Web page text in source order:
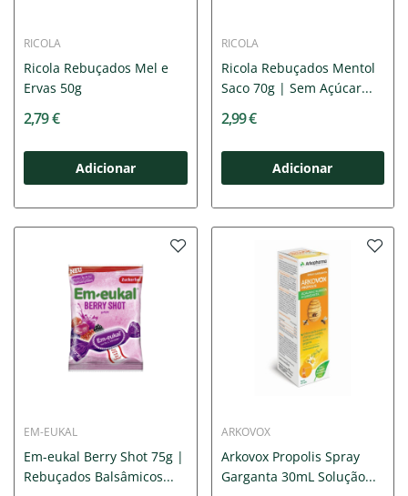
RICOLA
Ricola Rebuçados Mel e
Ervas 50g
2,79 €
Adicionar
RICOLA
Ricola Rebuçados Mentol
Saco 70g | Sem Açúcar...
2,99 €
Adicionar
EM-EUKAL
Em-eukal Berry Shot 75g |
Rebuçados Balsâmicos...
ARKOVOX
Arkovox Propolis Spray
Garganta 30mL Solução...